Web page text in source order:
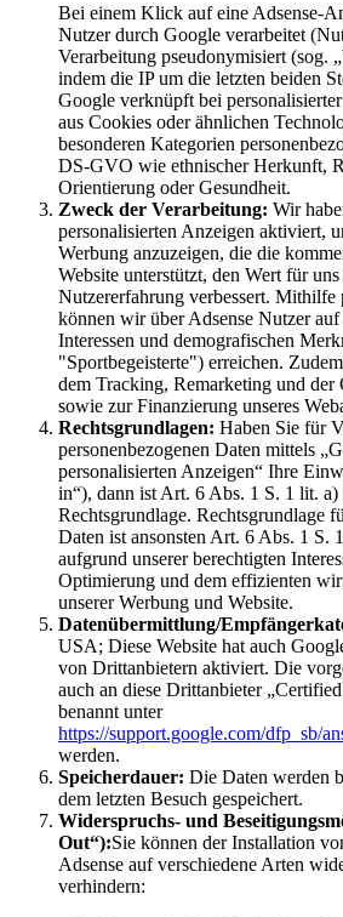
Bei einem Klick auf eine Adsense-
Nutzer durch Google verarbeitet
Verarbeitung pseudonymisiert (sog.
indem die IP um die letzten beiden
Google verknüpft bei
aus Cookies oder ähnlichen
besonderen Kategorien
DS-GVO wie ethnischer Herkunft,
Orientierung oder Gesundheit.
Zweck der Verarbeitung: Wir
personalisierten Anzeigen aktiviert,
Werbung anzuzeigen, die die
Website unterstützt, den Wert für
Nutzererfahrung verbessert. Mithilfe
können wir über Adsense Nutzer
Interessen und demografischen
"Sportbegeisterte") erreichen.
dem Tracking, Remarketing und der
sowie zur Finanzierung unseres
Rechtsgrundlagen: Haben Sie für
personenbezogenen Daten mittels
personalisierten Anzeigen“ Ihre
in“), dann ist Art. 6 Abs. 1 S. 1 lit.
Rechtsgrundlage. Rechtsgrundlage
Daten ist ansonsten Art. 6 Abs. 1
aufgrund unserer berechtigten
Optimierung und dem effizienten
unserer Werbung und Website.
Datenübermittlung/
USA; Diese Website hat auch
von Drittanbietern aktiviert. Die
auch an diese Drittanbieter
benannt unter
https://support.google.com/dfp_sb/
werden.
Speicherdauer: Die Daten werden
dem letzten Besuch gespeichert.
Widerspruchs- und
Out“):Sie können der Installation
Adsense auf verschiedene Arten
verhindern: